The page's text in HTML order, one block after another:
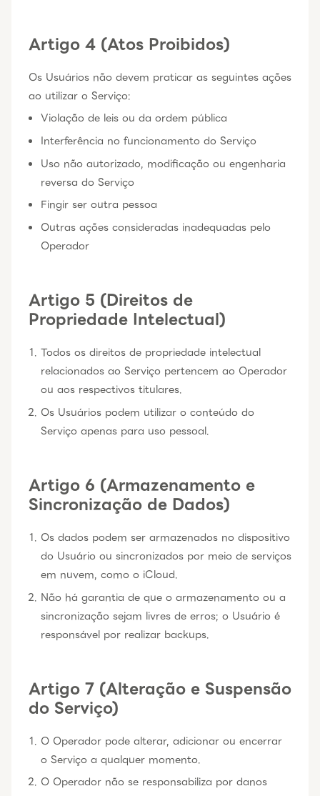
Artigo 4 (Atos Proibidos)
Os Usuários não devem praticar as seguintes ações
ao utilizar o Serviço:
Violação de leis ou da ordem pública
Interferência no funcionamento do Serviço
Uso não autorizado, modificação ou engenharia
reversa do Serviço
Fingir ser outra pessoa
Outras ações consideradas inadequadas pelo
Operador
Artigo 5 (Direitos de
Propriedade Intelectual)
Todos os direitos de propriedade intelectual
relacionados ao Serviço pertencem ao Operador
ou aos respectivos titulares.
Os Usuários podem utilizar o conteúdo do
Serviço apenas para uso pessoal.
Artigo 6 (Armazenamento e
Sincronização de Dados)
Os dados podem ser armazenados no dispositivo
do Usuário ou sincronizados por meio de serviços
em nuvem, como o iCloud.
Não há garantia de que o armazenamento ou a
sincronização sejam livres de erros; o Usuário é
responsável por realizar backups.
Artigo 7 (Alteração e Suspensão
do Serviço)
O Operador pode alterar, adicionar ou encerrar
o Serviço a qualquer momento.
O Operador não se responsabiliza por danos